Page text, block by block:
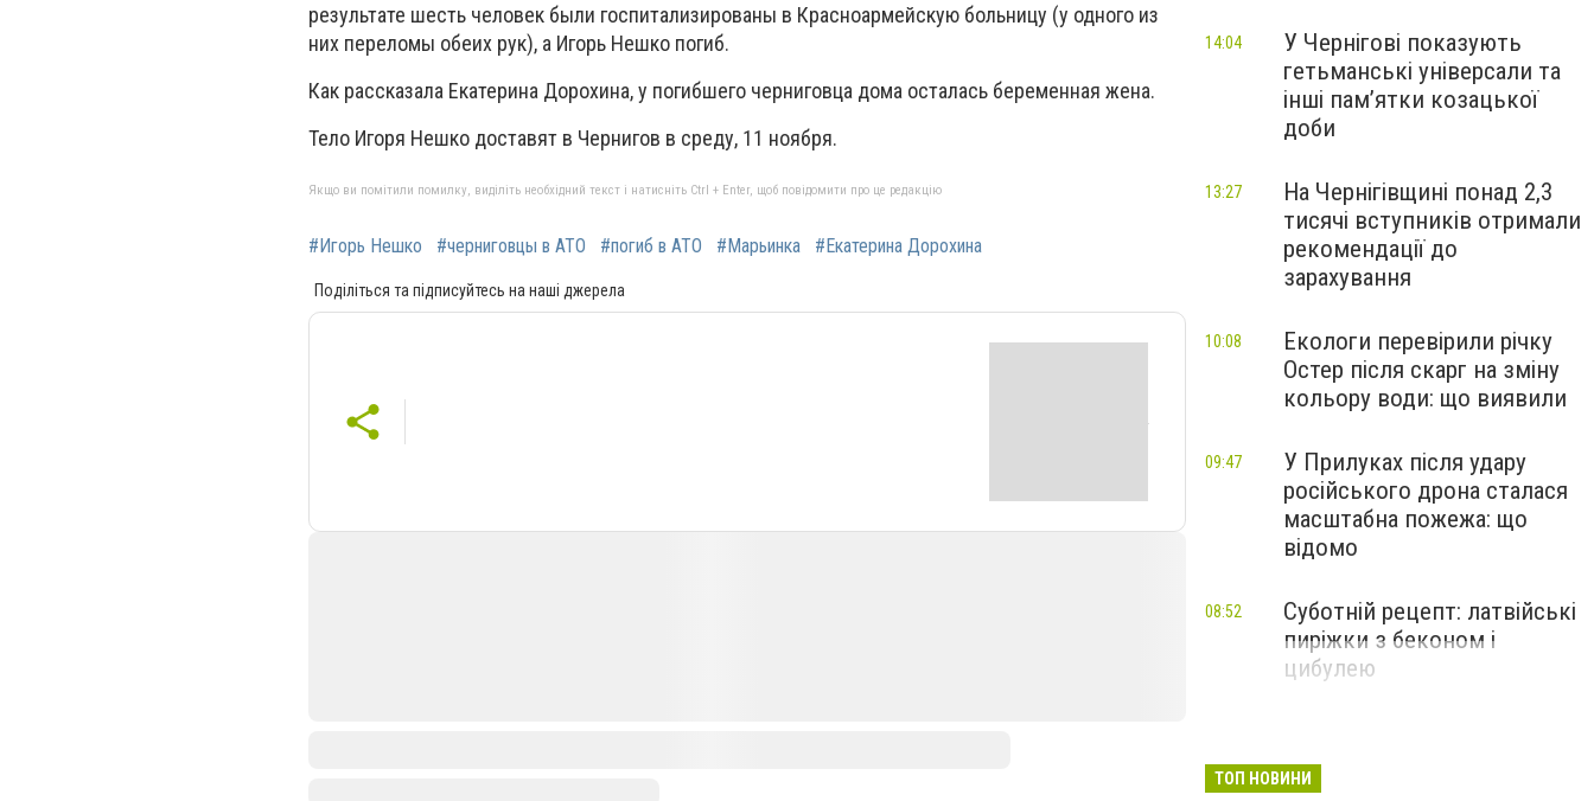
результате шесть человек были госпитализированы в Красноармейскую больницу (у одного из
них переломы обеих рук), а Игорь Нешко погиб.
Как рассказала Екатерина Дорохина, у погибшего черниговца дома осталась беременная жена.
Тело Игоря Нешко доставят в Чернигов в среду, 11 ноября.
Якщо ви помітили помилку, виділіть необхідний текст і натисніть Ctrl + Enter, щоб повідомити про це редакцію
#Игорь Нешко #черниговцы в АТО #погиб в АТО #Марьинка #Екатерина Дорохина
Поділіться та підписуйтесь на наші джерела
У Чернігові показують
гетьманські універсали та
інші пам’ятки козацької
доби
14:04
На Чернігівщині понад 2,3
тисячі вступників отримали
рекомендації до
зарахування
13:27
Екологи перевірили річку
Остер після скарг на зміну
кольору води: що виявили
10:08
У Прилуках після удару
російського дрона сталася
масштабна пожежа: що
відомо
09:47
Суботній рецепт: латвійські
пиріжки з беконом і
цибулею
08:52
ТОП НОВИНИ